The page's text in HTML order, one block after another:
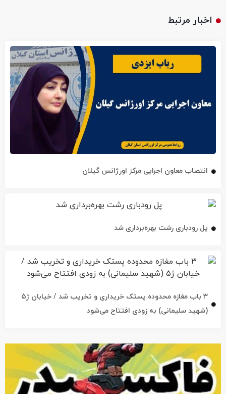
انتصاب معاون اجرایی مرکز اورژانس گیلان
پل رودباری رشت بهره‌برداری شد